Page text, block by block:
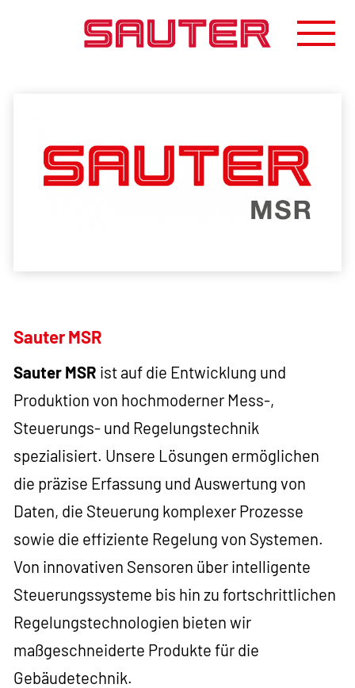
START
UNTERNEHMEN
AGB
DATENSCHUTZ
SUCHE
Sauter MSR
Sauter MSR ist auf die Entwicklung und
Produktion von hochmoderner Mess-,
Steuerungs- und Regelungstechnik
spezialisiert. Unsere Lösungen ermöglichen
die präzise Erfassung und Auswertung von
Daten, die Steuerung komplexer Prozesse
sowie die effiziente Regelung von Systemen.
Von innovativen Sensoren über intelligente
Steuerungssysteme bis hin zu fortschrittlichen
Regelungstechnologien bieten wir
maßgeschneiderte Produkte für die
Gebäudetechnik.